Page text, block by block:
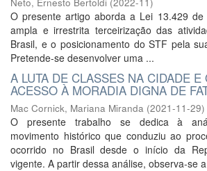
O presente artigo aborda a Lei 13.429
ampla e irrestrita terceirização das
Brasil, e o posicionamento do STF pela
Pretende-se desenvolver uma ...
A LUTA DE CLASSES NA CIDADE
ACESSO À MORADIA DIGNA DE
Mac Cornick, Mariana Miranda (2021-11-29)
O presente trabalho se dedica à
movimento histórico que conduziu ao
ocorrido no Brasil desde o início da
vigente. A partir dessa análise, observa-se